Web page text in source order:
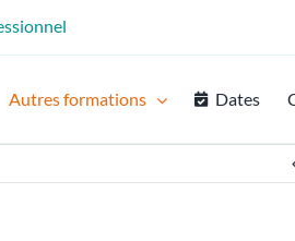
Autres formations Dates